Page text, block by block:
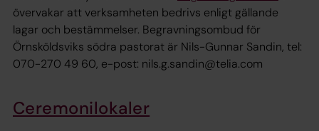
övervakar att verksamheten bedrivs enligt gällande
lagar och bestämmelser. Begravningsombud för
Örnsköldsviks södra pastorat är Nils-Gunnar Sandin, tel:
070-270 49 60, e-post: nils.g.sandin@telia.com
Ceremonilokaler